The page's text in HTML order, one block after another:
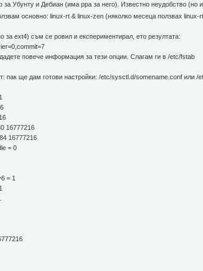
за Убунту и Дебиан (има ppa за него). Известно неудобство (но
основно: linux-rt & linux-zen (няколко месеца ползвах
за ext4) съм се ровил и експериментирал, ето резултата:
повече информация за тези опции. Слагам ги в /etc/fstab
пак ще дам готови настройки: /etc/sysctl.d/somename.conf или /
16777216
16777216
= 0
= 1